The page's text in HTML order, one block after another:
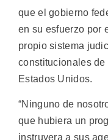
que el gobierno
en su esfuerzo por
propio sistema
constitucionales
Estados Unidos.
“Ninguno de
que hubiera un
instruyera a sus